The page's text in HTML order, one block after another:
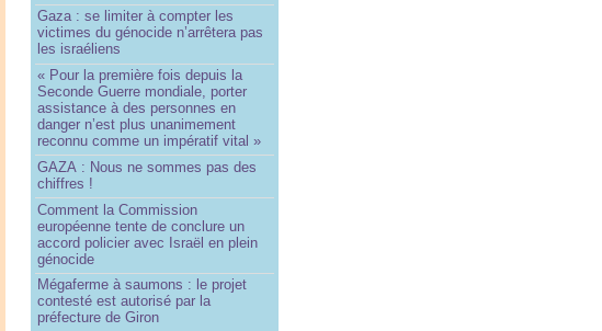
Gaza : se limiter à compter les
victimes du génocide n’arrêtera pas
les israéliens
« Pour la première fois depuis la
Seconde Guerre mondiale, porter
assistance à des personnes en
danger n’est plus unanimement
reconnu comme un impératif vital »
GAZA : Nous ne sommes pas des
chiffres !
Comment la Commission
européenne tente de conclure un
accord policier avec Israël en plein
génocide
Mégaferme à saumons : le projet
contesté est autorisé par la
préfecture de Giron